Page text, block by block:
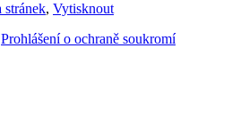
stránek, Vytisknout
Prohlášení o ochraně soukromí